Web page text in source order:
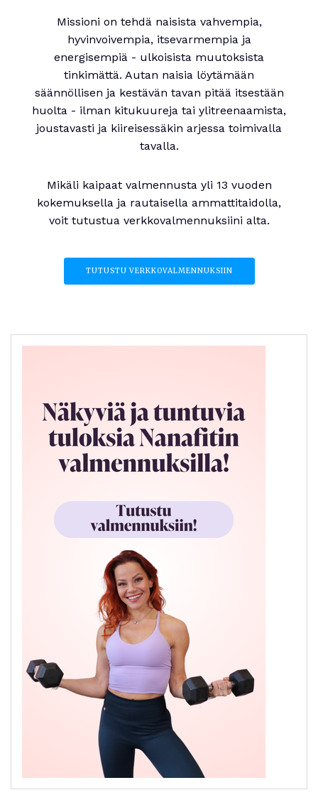
Missioni on tehdä naisista vahvempia,
hyvinvoivempia, itsevarmempia ja
energisempiä - ulkoisista muutoksista
tinkimättä. Autan naisia löytämään
säännöllisen ja kestävän tavan pitää itsestään
huolta - ilman kitukuureja tai ylitreenaamista,
joustavasti ja kiireisessäkin arjessa toimivalla
tavalla.
Mikäli kaipaat valmennusta yli 13 vuoden
kokemuksella ja rautaisella ammattitaidolla,
voit tutustua verkkovalmennuksiini alta.
TUTUSTU VERKKOVALMENNUKSIIN